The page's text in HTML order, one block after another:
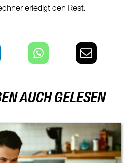
erledigt den Rest.
AUCH GELESEN